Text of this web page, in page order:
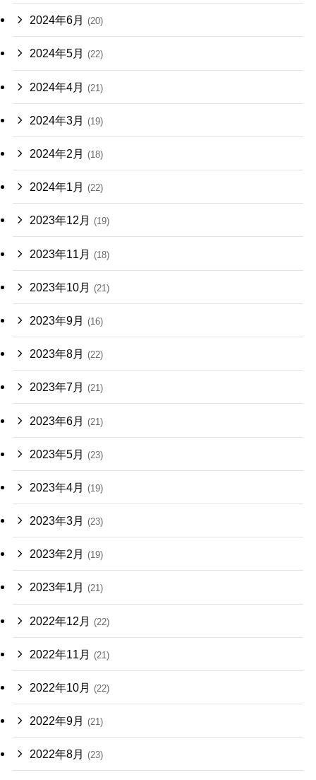
2024年6月 (20)
2024年5月 (22)
2024年4月 (21)
2024年3月 (19)
2024年2月 (18)
2024年1月 (22)
2023年12月 (19)
2023年11月 (18)
2023年10月 (21)
2023年9月 (16)
2023年8月 (22)
2023年7月 (21)
2023年6月 (21)
2023年5月 (23)
2023年4月 (19)
2023年3月 (23)
2023年2月 (19)
2023年1月 (21)
2022年12月 (22)
2022年11月 (21)
2022年10月 (22)
2022年9月 (21)
2022年8月 (23)